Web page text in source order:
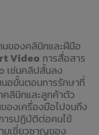
นของคลินิกและฝีมือ
Video การสื่อสาร
เช่นคลิปสั้นลง
นอขั้นตอนการรักษาที่
ลินิกและลูกค้าตัว
องเครื่องมือไปจนถึง
ารปฏิบัติต่อคนไข้
มเชี่ยวชาญของ